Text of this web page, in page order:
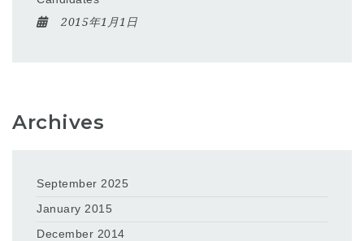
2015年1月1日
Archives
September 2025
January 2015
December 2014